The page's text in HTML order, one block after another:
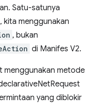
Satu-satunya
kita menggunakan
, bukan
di Manifes V2.
menggunakan metode
yang diblokir